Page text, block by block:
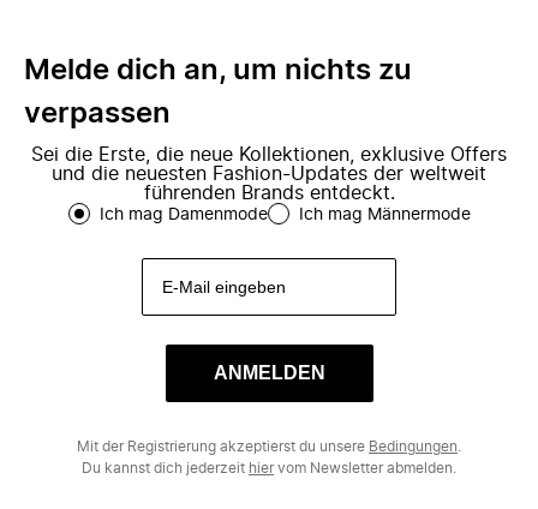
Melde dich an, um nichts zu
verpassen
Sei die Erste, die neue Kollektionen, exklusive Offers
und die neuesten Fashion-Updates der weltweit
führenden Brands entdeckt.
Ich mag Damenmode Ich mag Männermode
ANMELDEN
Mit der Registrierung akzeptierst du unsere Bedingungen
Du kannst dich jederzeit hiervom Newsletter abmelden.